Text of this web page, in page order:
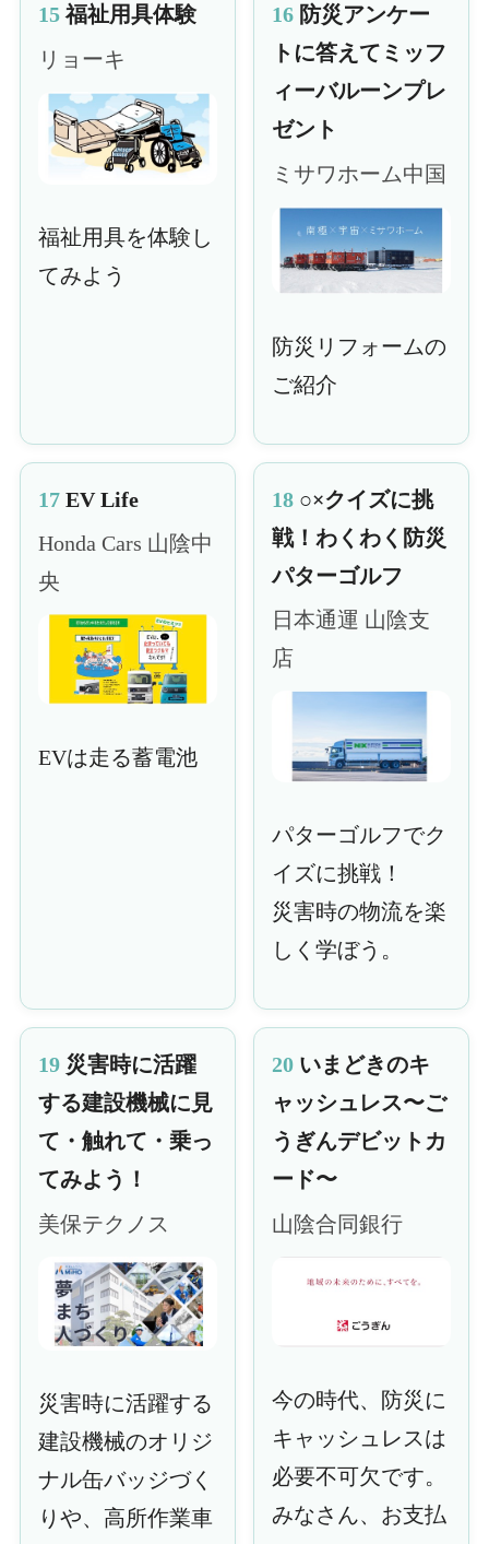
15福祉用具体験
リョーキ
福祉用具を体験し
てみよう
16 防災アンケー
トに答えてミッフ
ィーバルーンプレ
ゼント
ミサワホーム中国
防災リフォームの
ご紹介
17EV Life
Honda Cars 山陰中
央
EVは走る蓄電池
18 ○×クイズに挑
戦！わくわく防災
パターゴルフ
日本通運 山陰支
店
パターゴルフでク
イズに挑戦！
災害時の物流を楽
しく学ぼう。
19災害時に活躍
する建設機械に見
て・触れて・乗っ
てみよう！
美保テクノス
災害時に活躍する
建設機械のオリジ
ナル缶バッジづく
りや、高所作業車
20 いまどきのキ
ャッシュレス〜ご
うぎんデビットカ
ード〜
山陰合同銀行
今の時代、防災に
キャッシュレスは
必要不可欠です。
みなさん、お支払